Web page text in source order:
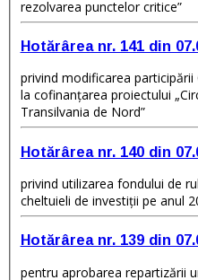
rezolvarea punctelor critice”
Hotărârea nr. 141 din
privind modificarea participării
la cofinanţarea proiectului
Transilvania de Nord”
Hotărârea nr. 140 din
privind utilizarea fondului de rulment
cheltuieli de investiţii pe anul
Hotărârea nr. 139 din
pentru aprobarea repartizării